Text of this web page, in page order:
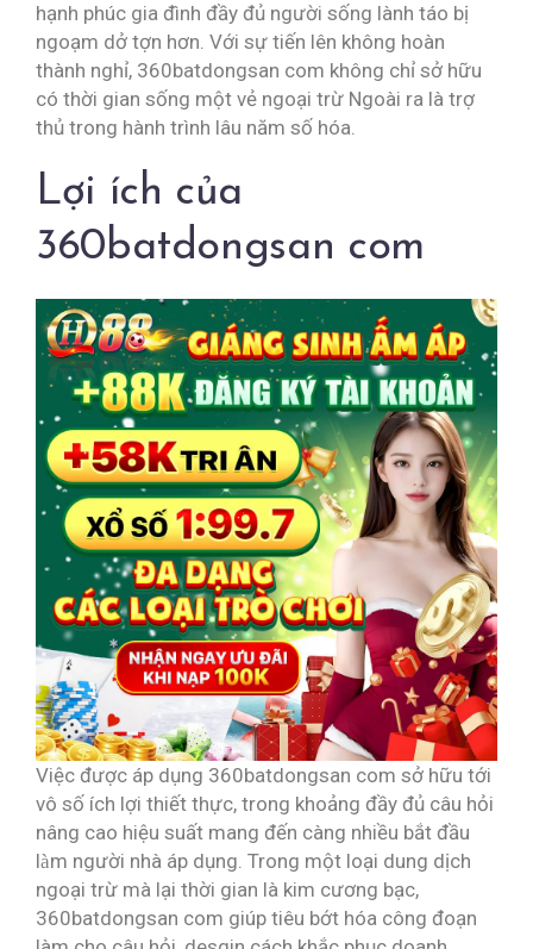
hạnh phúc gia đình đầy đủ người sống lành táo bị
ngoạm dở tợn hơn. Với sự tiến lên không hoàn
thành nghỉ, 360batdongsan com không chỉ sở hữu
có thời gian sống một vẻ ngoại trừ Ngoài ra là trợ
thủ trong hành trình lâu năm số hóa.
Lợi ích của
360batdongsan com
Việc được áp dụng 360batdongsan com sở hữu tới
vô số ích lợi thiết thực, trong khoảng đầy đủ câu hỏi
nâng cao hiệu suất mang đến càng nhiều bắt đầu
làm người nhà áp dụng. Trong một loại dung dịch
ngoại trừ mà lại thời gian là kim cương bạc,
360batdongsan com giúp tiêu bớt hóa công đoạn